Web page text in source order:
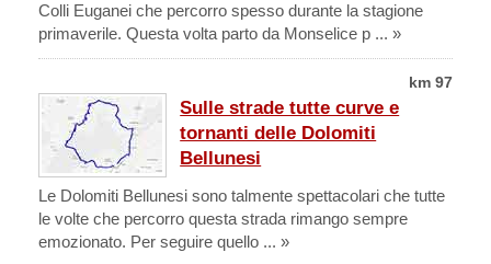
Colli Euganei che percorro spesso durante la stagione
primaverile. Questa volta parto da Monselice p ... »
km 97
Sulle strade tutte curve e
tornanti delle Dolomiti
Bellunesi
Le Dolomiti Bellunesi sono talmente spettacolari che tutte
le volte che percorro questa strada rimango sempre
emozionato. Per seguire quello ... »